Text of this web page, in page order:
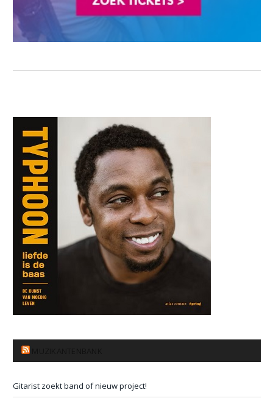
Gitarist zoekt band of nieuw project!